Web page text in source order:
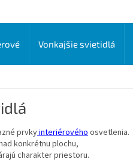
Vonkajšie svietidlá
prvkyinteriérového osvetlenia.
konkrétnu plochu,
charakter priestoru.